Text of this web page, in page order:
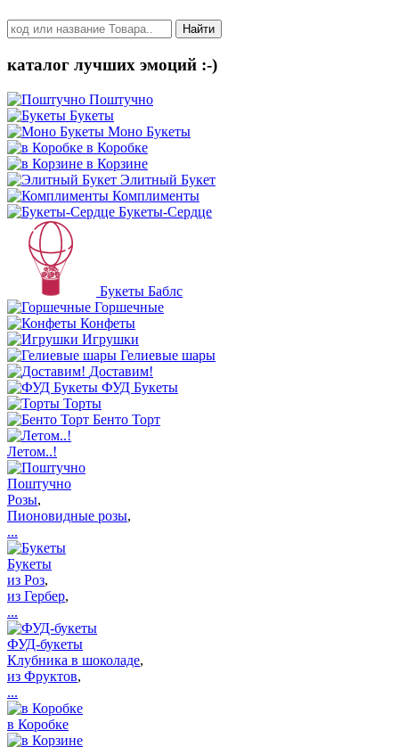
Найти
каталог лучших эмоций :-)
Поштучно
Букеты
Моно Букеты
в Коробке
в Корзине
Элитный Букет
Комплименты
Букеты-Сердце
Букеты Баблс
Горшечные
Конфеты
Игрушки
Гелиевые шары
Доставим!
ФУД Букеты
Торты
Бенто Торт
Летом..!
Поштучно
Розы,
Пионовидные розы,
...
Букеты
из Роз,
из Гербер,
...
ФУД-букеты
Клубника в шоколаде,
из Фруктов,
...
в Коробке